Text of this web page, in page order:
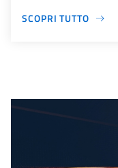
SCOPRI TUTTO